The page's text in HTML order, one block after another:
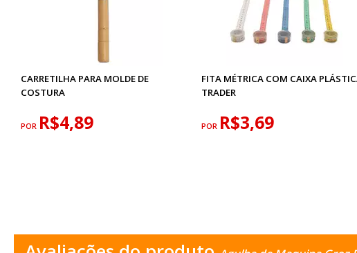
CARRETILHA PARA MOLDE DE
COSTURA
POR R$4,89
FITA MÉTRICA COM CAIXA
TRADER
POR R$3,69